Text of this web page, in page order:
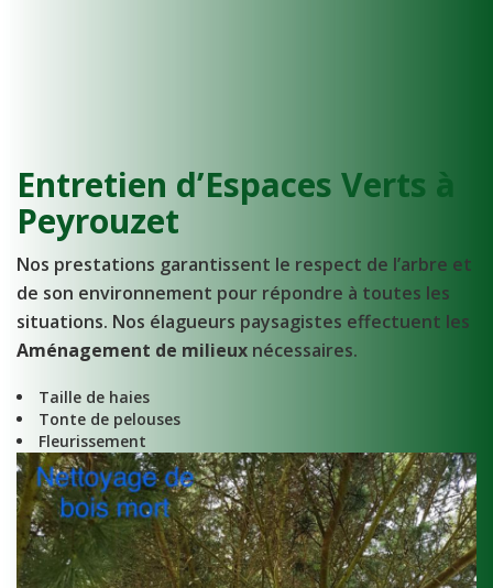
Entretien d’Espaces Verts à
Peyrouzet
Nos prestations garantissent le respect de l’arbre et
de son environnement pour répondre à toutes les
situations. Nos élagueurs paysagistes effectuent les
Aménagement de milieux nécessaires.
Taille de haies
Tonte de pelouses
Fleurissement